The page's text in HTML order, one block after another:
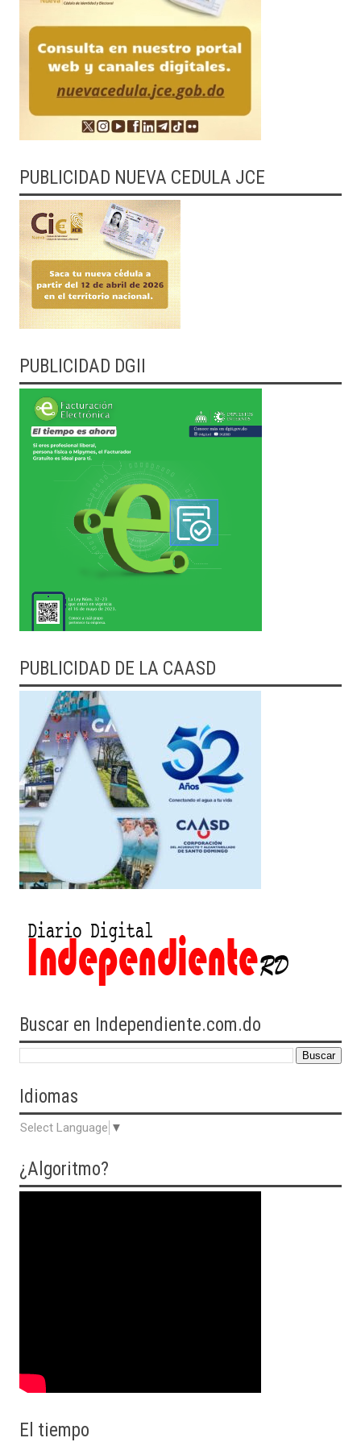
PUBLICIDAD NUEVA CEDULA JCE
PUBLICIDAD DGII
PUBLICIDAD DE LA CAASD
Buscar en Independiente.com.do
Idiomas
Select Language ▼
¿Algoritmo?
El tiempo